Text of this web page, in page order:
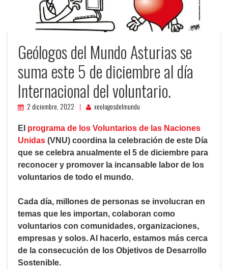
Geólogos del Mundo Asturias se
suma este 5 de diciembre al día
Internacional del voluntario.
2 diciembre, 2022 xeologosdelmundu
El programa de los Voluntarios de las Naciones
Unidas (VNU) coordina la celebración de este Día
que se celebra anualmente el 5 de diciembre para
reconocer y promover la incansable labor de los
voluntarios de todo el mundo.
Cada día, millones de personas se involucran en
temas que les importan, colaboran como
voluntarios con comunidades, organizaciones,
empresas y solos. Al hacerlo, estamos más cerca
de la consecución de los Objetivos de Desarrollo
Sostenible.